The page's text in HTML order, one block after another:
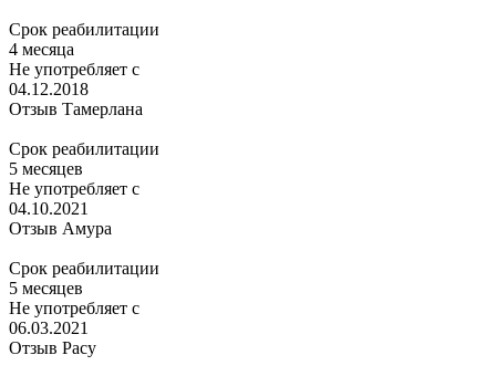
Срок реабилитации
4 месяца
Не употребляет с
04.12.2018
Отзыв Тамерлана
Срок реабилитации
5 месяцев
Не употребляет с
04.10.2021
Отзыв Амура
Срок реабилитации
5 месяцев
Не употребляет с
06.03.2021
Отзыв Расу